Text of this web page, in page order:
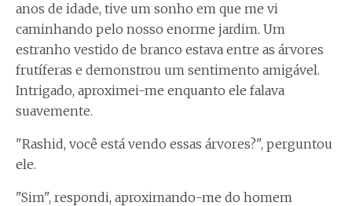
anos de idade, tive um sonho em que me vi
caminhando pelo nosso enorme jardim. Um
estranho vestido de branco estava entre as árvores
frutíferas e demonstrou um sentimento amigável.
Intrigado, aproximei-me enquanto ele falava
suavemente.
"Rashid, você está vendo essas árvores?", perguntou
ele.
"Sim", respondi, aproximando-me do homem